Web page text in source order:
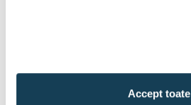
Accept toate